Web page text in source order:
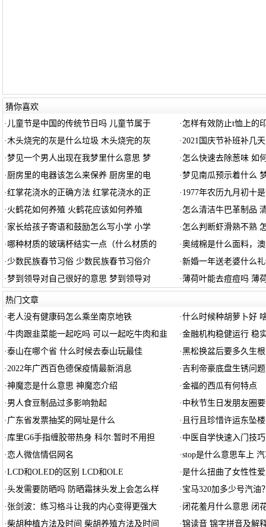
猜你喜欢
· 儿童节是中国的传统节日吗 儿童节属于 · 怎样有效防止t恤上的
·木头烧完的灰是什么垃圾 木头烧完的灰 ·2021国庆节补班补几
·梦见一个男人出现在我梦里什么意思 梦 · 怎么快速去除葱味 如
· 厨房里的电器该怎么来保养 厨房里的电 ·梦见南瓜预示着什么
·红掌花浇水的正确方法 红掌花浇水的正 · 1977年农历九月初十
· 火鹤花如何养殖 火鹤花应该如何养殖 · 怎么清洁牛巴革制品
· 家长给孩子寄语和鼓励怎么写小学 小学 · 怎么判断虾滑熟不熟
· 哪种材质的玻璃杯结实一点（什么材质的 ·奥绒棉是什么面料，
· 少数民族春节习俗 少数民族春节习俗介 ·新婚一年送老婆什么
·梦到领导对自己很好的意思 梦到领导对 ·薄荷叶能去痘痘吗 薄
热门文章
·老人没有健康码怎么乘坐南京地铁 ·什么时候种胡萝卜好
·牛肉跟韭菜能一起吃吗 可以一起吃牛肉和韭 ·金融机构稳健运行 稳
·泰山在哪个省 什么时候去泰山玩最佳 ·黑松换盆后要多久生
·2022年广西百色德保疫情最新消息 ·吉利帝豪底盘生锈问
·神魔恋是什么意思 神魔恋介绍 ·金福的西瓜有何特点
· 男人食豆制品过多影响勃起 · 中秋节生日发朋友圈
· 广东省发票抽奖的网址是什么 · 且行且珍惜许运东坠
· 库里G6手指缠胶带热身 科尔:暂时不用担 · 中医自学快速入门技巧
· 恋人微信情侣网名 ·stop是什么意思车上
·LCD和OLED的区别 LCD和OLE ·是什么扭曲了女性性
·头发需要防晒吗 防晒霜抹头发上会怎么样 · 宝马320加多少号汽油
· 张剑波：练习格斗让我的内心变得更强大 · 闭花羞月什么意思 闭
·柴胡种植方法及时间 柴胡养殖方法及时间 ·锦读音 锦字拼音及解